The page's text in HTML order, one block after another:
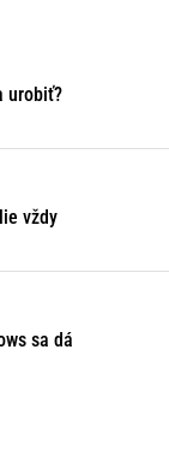
urobiť?
vždy
sa dá